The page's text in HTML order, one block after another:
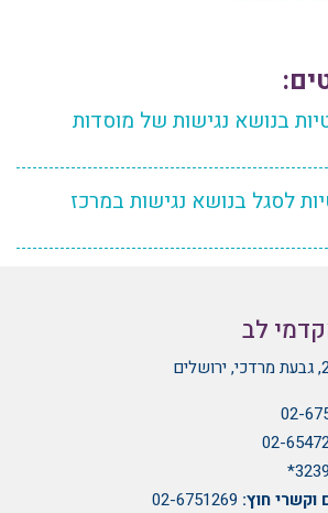
בנושא נגישות של מוסדות
לסגל בנושא נגישות במרכז
לב
02-
02-
3239*
וקשרי חוץ: 02-6751269